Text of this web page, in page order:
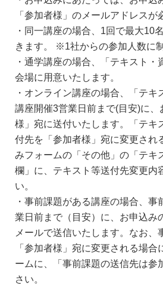
「参加者様」のメールアドレスが
・同一講座の場合、1回で最大10
きます。 ※1社からの参加人数に
・通学講座の場合、「テキスト・
会場に用意いたします。
・オンライン講座の場合、「テキ
講座開催3営業日前まで(目安)に、
様」宛に送付いたします。「テキ
付先を「参加者様」宛に変更され
みフォームの「その他」の「テキ
欄」に、テキスト等送付先変更内
い。
・事前課題がある講座の場合、事
業日前まで（目安）に、お申込み
メールで送信いたします。なお、
「参加者様」宛に変更される場合
ームに、「事前課題の送信先は参
さい。